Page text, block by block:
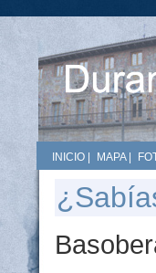
INICIO MAPA|